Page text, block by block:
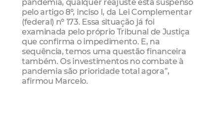
pandemia, qualquer reajuste está suspenso
pelo artigo 8º, inciso I, da Lei Complementar
(federal) nº 173. Essa situação já foi
examinada pelo próprio Tribunal de Justiça
que confirma o impedimento. E, na
sequência, temos uma questão financeira
também. Os investimentos no combate à
pandemia são prioridade total agora”,
afirmou Marcelo.